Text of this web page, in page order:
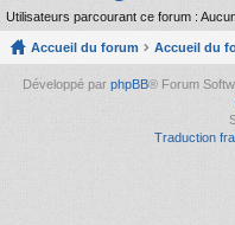
Utilisateurs parcourant ce forum :
Accueil du forum Accueil du
Développé par phpBB® Forum
Traduction